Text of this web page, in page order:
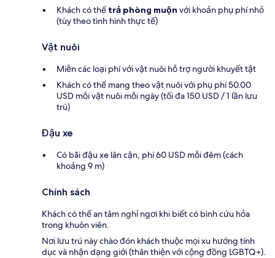
Khách có thể trả phòng muộn với khoản phụ phí nhỏ
(tùy theo tình hình thực tế)
Vật nuôi
Miễn các loại phí với vật nuôi hỗ trợ người khuyết tật
Khách có thể mang theo vật nuôi với phụ phí 50.00
USD mỗi vật nuôi mỗi ngày (tối đa 150 USD / 1 lần lưu
trú)
Đậu xe
Có bãi đậu xe lân cận, phí 60 USD mỗi đêm (cách
khoảng 9 m)
Chính sách
Khách có thể an tâm nghỉ ngơi khi biết có bình cứu hỏa
trong khuôn viên.
Nơi lưu trú này chào đón khách thuộc mọi xu hướng tính
dục và nhận dạng giới (thân thiện với cộng đồng LGBTQ+).